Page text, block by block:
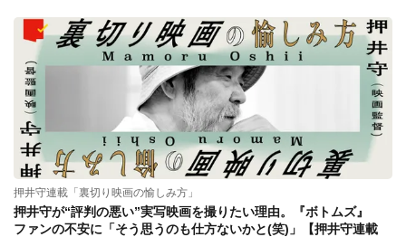
押井守連載「裏切り映画の愉しみ方」
押井守が“評判の悪い”実写映画を撮りたい理由。『ボトムズ』
ファンの不安に「そう思うのも仕方ないかと(笑)」【押井守連載